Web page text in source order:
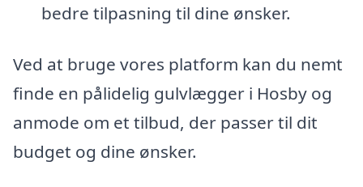
bedre tilpasning til dine ønsker.
Ved at bruge vores platform kan du nemt
finde en pålidelig gulvlægger i Hosby og
anmode om et tilbud, der passer til dit
budget og dine ønsker.